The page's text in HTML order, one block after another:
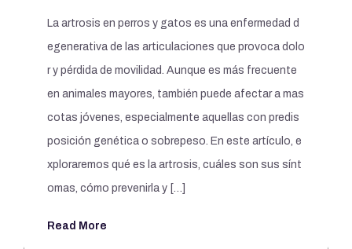
La artrosis en perros y gatos es una enfermedad d
egenerativa de las articulaciones que provoca dolo
r y pérdida de movilidad. Aunque es más frecuente
en animales mayores, también puede afectar a mas
cotas jóvenes, especialmente aquellas con predis
posición genética o sobrepeso. En este artículo, e
xploraremos qué es la artrosis, cuáles son sus sínt
omas, cómo prevenirla y […]
Read More